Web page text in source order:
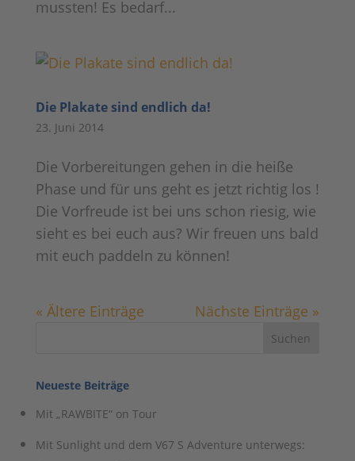
mussten! Es bedarf...
Die Plakate sind endlich da!
23. Juni 2014
Die Vorbereitungen gehen in die heiße
Phase und für uns geht es jetzt richtig los !
Die Vorfreude ist bei uns schon riesig, wie
sieht es bei euch aus? Wir freuen uns bald
mit euch paddeln zu können!
« Ältere Einträge Nächste Einträge »
Neueste Beiträge
Mit „RAWBITE“ on Tour
Mit Sunlight und dem V67 S Adventure unterwegs: